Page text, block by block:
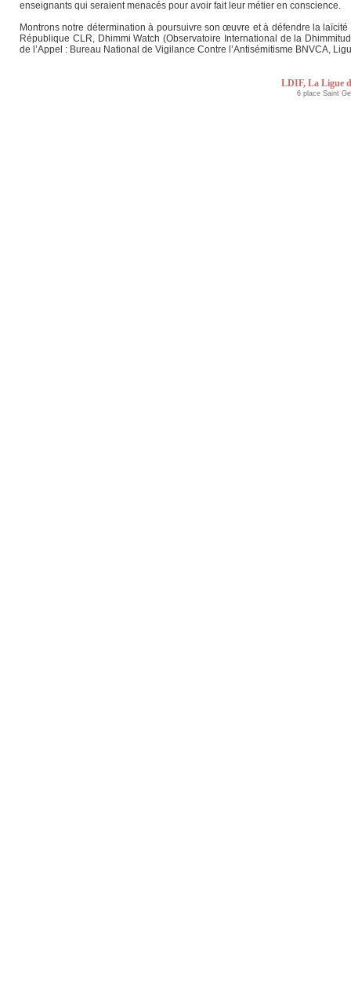
enseignants qui seraient menacés pour avoir fait leur métier en conscience.
Montrons notre détermination à poursuivre son œuvre et à défendre la
République CLR, Dhimmi Watch (Observatoire International de la
de l’Appel : Bureau National de Vigilance Contre l’Antisémitisme BNVCA,
LDIF, La Ligue
6 place Saint